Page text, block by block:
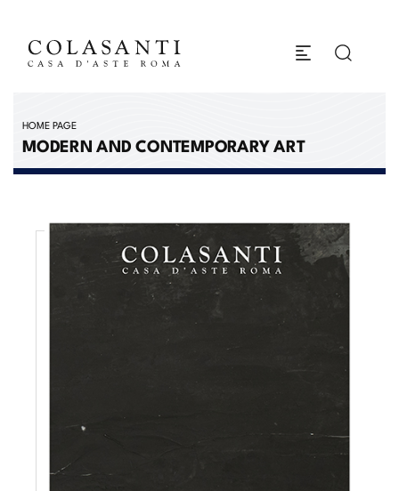
HOME PAGE
MODERN AND CONTEMPORARY ART